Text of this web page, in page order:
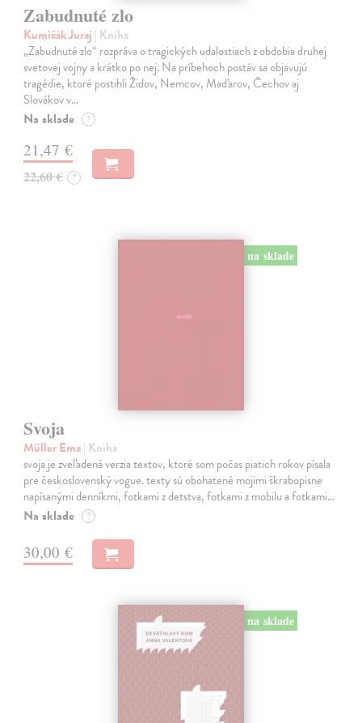
Zabudnuté zlo
Kumičák Juraj | Kniha
„Zabudnuté zlo“ rozpráva o tragických udalostiach z obdobia druhej
svetovej vojny a krátko po nej. Na príbehoch postáv sa objavujú
tragédie, ktoré postihli Židov, Nemcov, Maďarov, Čechov aj
Slovákov v…
Na sklade ?
21,47 €
22,60 € ?
na sklade
Svoja
Müller Ema| Kniha
svoja je zveľadená verzia textov, ktoré som počas piatich rokov písala
pre československý vogue. texty sú obohatené mojimi škrabopisne
napísanými denníkmi, fotkami z detstva, fotkami z mobilu a fotkami…
Na sklade ?
30,00 €
na sklade